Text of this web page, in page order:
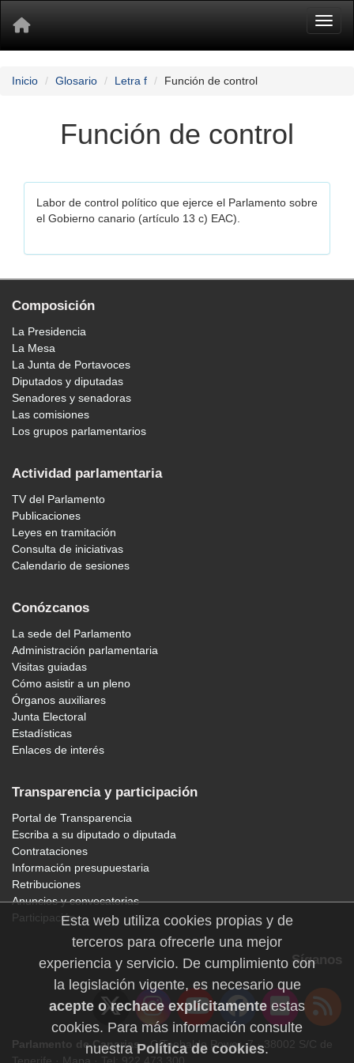
Inicio Glosario Letra f Función de control
Función de control
Labor de control político que ejerce el Parlamento sobre
el Gobierno canario (artículo 13 c) EAC).
Composición
La Presidencia
La Mesa
La Junta de Portavoces
Diputados y diputadas
Senadores y senadoras
Las comisiones
Los grupos parlamentarios
Actividad parlamentaria
TV del Parlamento
Publicaciones
Leyes en tramitación
Consulta de iniciativas
Calendario de sesiones
Conózcanos
La sede del Parlamento
Administración parlamentaria
Visitas guiadas
Cómo asistir a un pleno
Órganos auxiliares
Junta Electoral
Estadísticas
Enlaces de interés
Transparencia y participación
Portal de Transparencia
Escriba a su diputado o diputada
Contrataciones
Información presupuestaria
Retribuciones
Anuncios y convocatorias
Participación
Síganos
Parlamento de Canarias· C/Teobaldo Power, 7 · 38002 S/C de
Tenerife · Mapa · Tel: 922 473 300
Esta web utiliza cookies propias y de
terceros para ofrecerle una mejor
experiencia y servicio. De cumplimiento con
la legislación vigente, es necesario que
acepte o rechace explícitamente estas
cookies. Para más información consulte
nuestraPolítica de cookies.